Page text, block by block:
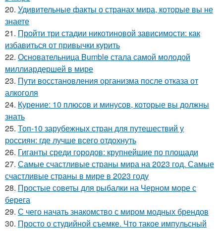
20. Удивительные факты о странах мира, которые вы не
знаете
21. Пройти три стадии никотиновой зависимости: как
избавиться от привычки курить
22. Основательница Bumble стала самой молодой
миллиардершей в мире
23. Пути восстановления организма после отказа от
алкоголя
24. Курение: 10 плюсов и минусов, которые вы должны
знать
25. Топ-10 зарубежных стран для путешествий у
россиян: где лучше всего отдохнуть
26. Гиганты среди городов: крупнейшие по площади
27. Самые счастливые страны мира на 2023 год. Самые
счастливые страны в мире в 2023 году
28. Простые советы для рыбалки на Черном море с
берега
29. С чего начать знакомство с миром модных брендов
30. Просто о студийной съемке. Что такое импульсный